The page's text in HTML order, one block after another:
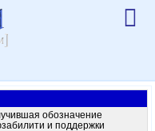
обозначение
и поддержки